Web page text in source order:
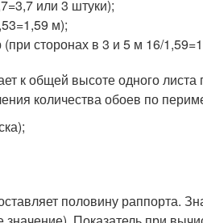
или 3 штуки);
м);
сторонах в 3 и 5 м 16/
к общей высоте одного
количества обоев по
половину раппорта.